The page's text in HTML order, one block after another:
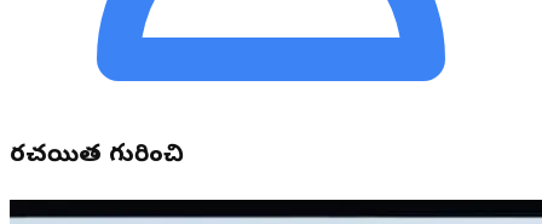
రచయిత గురించి